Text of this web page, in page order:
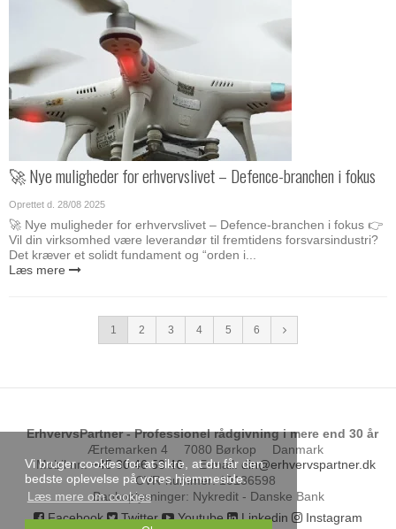
Vi bruger cookies for at sikre, at du får den
bedste oplevelse på vores hjemmeside.
Læs mere om cookies
🚀 Nye muligheder for erhvervslivet – Defence-branchen i fokus
Oprettet d. 28/08 2025
🚀 Nye muligheder for erhvervslivet – Defence-branchen i fokus 👉
Vil din virksomhed være leverandør til fremtidens forsvarsindustri?
Det kræver et solidt fundament og “orden i...
Læs mere
1 2 3 4 5 6
ErhvervsPartner - Professionel rådgivning i mere end 30 år
Ærtemarken 4
7080 Børkop
Danmark
Mobil nr.: +45 30 46 53 46 E-mail: din@erhvervspartner.dk
CVR-nummer:10136598
Bankoplysninger: Nykredit - Danske Bank
Facebook
Twitter Youtube Linkedin Instagram